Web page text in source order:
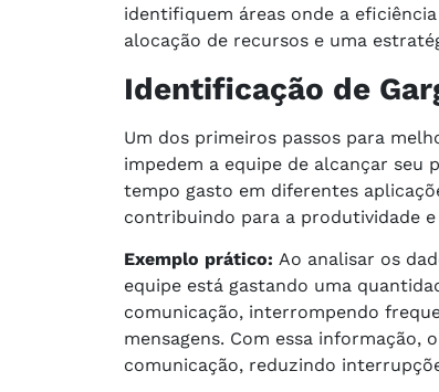
identifiquem áreas onde a
alocação de recursos e uma
Identificação de
Um dos primeiros passos para
impedem a equipe de alcançar seu
tempo gasto em diferentes
contribuindo para a produtividade
Exemplo prático: Ao analisar os
equipe está gastando uma
comunicação, interrompendo
mensagens. Com essa informação,
comunicação, reduzindo